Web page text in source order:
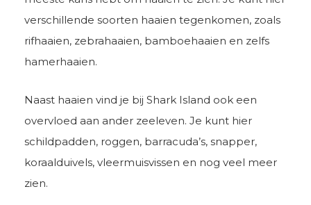
verschillende soorten haaien tegenkomen, zoals
rifhaaien, zebrahaaien, bamboehaaien en zelfs
hamerhaaien.
Naast haaien vind je bij Shark Island ook een
overvloed aan ander zeeleven. Je kunt hier
schildpadden, roggen, barracuda’s, snapper,
koraalduivels, vleermuisvissen en nog veel meer
zien.